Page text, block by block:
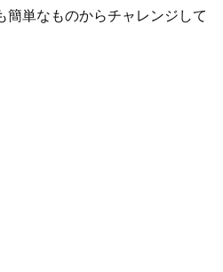
簡単なものからチャレンジして